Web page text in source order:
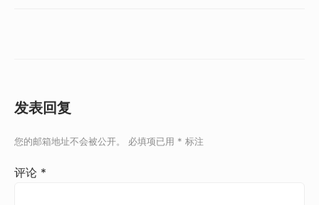
发表回复
您的邮箱地址不会被公开。 必填项已用 * 标注
评论 *